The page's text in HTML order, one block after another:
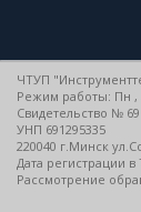
ЧТУП
Режим работы: Пн ,
Свидетельство №
УНП 691295335
220040 г.Минск
Дата регистрации
Рассмотрение